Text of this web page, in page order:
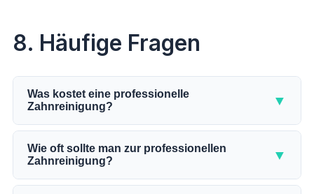
8. Häufige Fragen
Was kostet eine professionelle
Zahnreinigung?
▼
Eine professionelle Zahnreinigung kostet in der
Regel zwischen 80 und 120 Euro pro Sitzung. In
Großstadtpraxen oder bei starkem Belag kann der
Preis auf 150 Euro und mehr steigen.
Wie oft sollte man zur professionellen
Zahnreinigung?
▼
Für gesunde Erwachsene empfehlen Zahnärzte ein